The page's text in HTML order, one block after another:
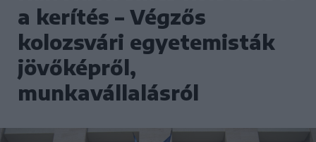
a kerítés – Végzős
kolozsvári egyetemisták
jövőképről,
munkavállalásról